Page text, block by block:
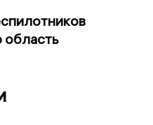
область